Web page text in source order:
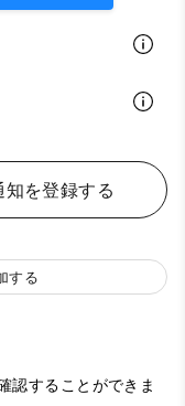
知を登録する
する
認することができま